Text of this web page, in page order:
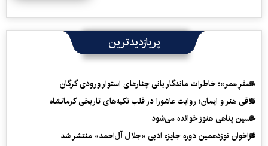
پربازدیدترین
«سفرِ عمر»؛ خاطرات ماندگار بانی چنارهای استوار ورودی گرگان
تلاقی هنر و ایمان؛ روایت عاشورا در قلب تکیه‌های تاریخی کرمانشاه
حسین پناهی هنوز خوانده می‌شود
فراخوان نوزدهمین دوره جایزه ادبی «جلال آل‌احمد» منتشر شد